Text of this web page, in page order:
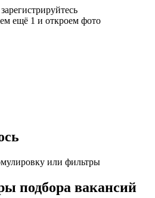
ещё 1 и откроем фото
или фильтры
подбора вакансий